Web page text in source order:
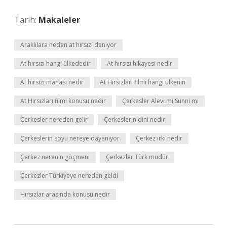
Tarih: Makaleler
Araklılara neden at hırsızı deniyor
At hırsızı hangi ülkededir At hırsızı hikayesi nedir
At hırsızı manası nedir At Hırsızları filmi hangi ülkenin
At Hırsızları filmi konusu nedir Çerkesler Alevi mi Sünni mi
Çerkesler nereden gelir Çerkeslerin dini nedir
Çerkeslerin soyu nereye dayanıyor Çerkez ırkı nedir
Çerkez nerenin göçmeni Çerkezler Türk müdür
Çerkezler Türkiyeye nereden geldi
Hırsızlar arasında konusu nedir